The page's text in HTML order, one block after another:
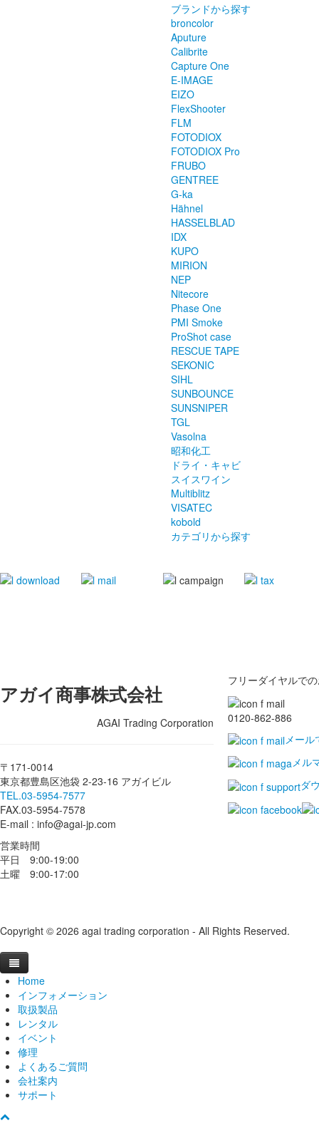
ブランドから探す
broncolor
Aputure
Calibrite
Capture One
E-IMAGE
EIZO
FlexShooter
FLM
FOTODIOX
FOTODIOX Pro
FRUBO
GENTREE
G-ka
Hähnel
HASSELBLAD
IDX
KUPO
MIRION
NEP
Nitecore
Phase One
PMI Smoke
ProShot case
RESCUE TAPE
SEKONIC
SIHL
SUNBOUNCE
SUNSNIPER
TGL
Vasolna
昭和化工
ドライ・キャビ
スイスワイン
Multiblitz
VISATEC
kobold
カテゴリから探す
アガイ商事株式会社
AGAI Trading Corporation
〒171-0014
東京都豊島区池袋 2-23-16 アガイビル
TEL.03-5954-7577
FAX.03-5954-7578
E-mail : info@agai-jp.com
営業時間
平日 9:00-19:00
土曜 9:00-17:00
フリーダイヤルで
0120-862-886
メー
メル
ダ
Copyright © 2026 agai trading corporation - All Rights Reserved.
Home
インフォメーション
ニュース
2026
2025
2023
2022
2021
ブログ
#broncolor
#FRUBO
#openstudio
#展示会
導入事例
動画ライブラリー
#broncolor(ブロンカラー)
#Aputure(アプチャー)
#Fotodiox(フォトディオックス)
おすすめセット
取扱製品
ブランドから探す
broncolor
モノブロックストロボ
Aputure製品
Calibrite
Capture One
E-IMAGE
カテゴリから探す
ライト
LED
スキャナ
レンタル
機材レンタル
学割キャンペーン
レンタルスタジオ
ブロンスタジオ
屋上テラススタジオ
スキャナーレンタルルーム
レンタル取扱店
レンタルショップ
海外でのレンタル
イベント
オープンスタジオ
過去開催レポート
ライティングセミナー
過去開催レポート
水着モデル撮影講習会レポート
海外ツアー
過去開催レポート
展示会
修理
修理を依頼する
メンテナンス・修理
kobold（コボルト）メンテナンス修理
オーバーホール
よくあるご質問
Aputure/amaranについて
アガイ商事について
会社案内
会社概要
サポート